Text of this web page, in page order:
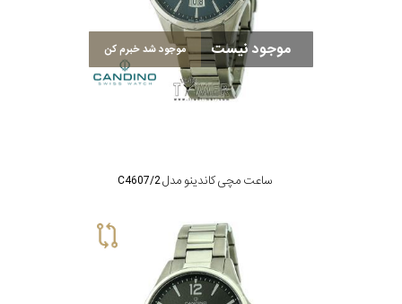
موجود نیست موجود شد خبرم کن
ساعت مچی کاندینو مدل C4607/2